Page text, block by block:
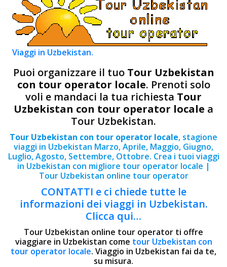
Viaggi in Uzbekistan.
Puoi organizzare il tuo Tour Uzbekistan
con tour operator locale. Prenoti solo
voli e mandaci la tua richiesta Tour
Uzbekistan con tour operator locale a
Tour Uzbekistan.
Tour Uzbekistan con tour operator locale, stagione
viaggi in Uzbekistan Marzo, Aprile, Maggio, Giugno,
Luglio, Agosto, Settembre, Ottobre. Crea i tuoi viaggi
in Uzbekistan con migliore tour operator locale |
Tour Uzbekistan online tour operator
CONTATTI e ci chiede tutte le
informazioni dei viaggi in Uzbekistan.
Clicca qui…
Tour Uzbekistan online tour operator ti offre
viaggiare in Uzbekistan come tour Uzbekistan con
tour operator locale. Viaggio in Uzbekistan fai da te,
su misura.